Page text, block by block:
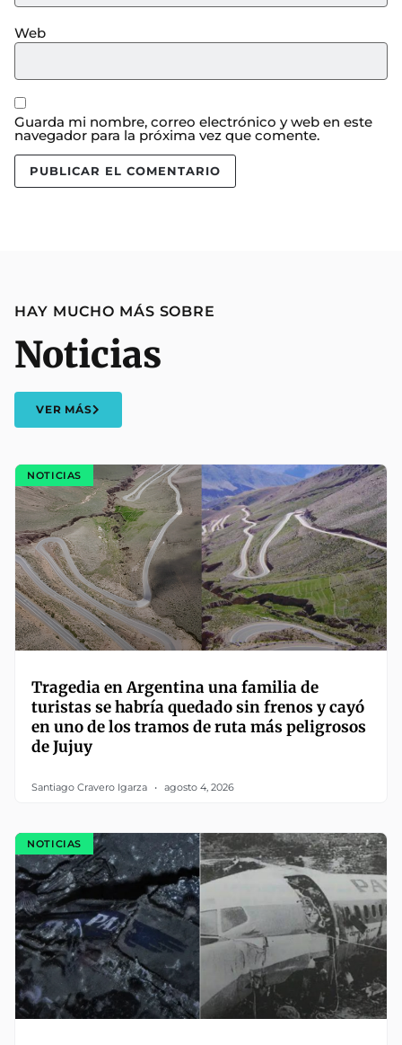
Web
Guarda mi nombre, correo electrónico y web en este
navegador para la próxima vez que comente.
HAY MUCHO MÁS SOBRE
Noticias
VER MÁS
NOTICIAS
Tragedia en Argentina una familia de
turistas se habría quedado sin frenos y cayó
en uno de los tramos de ruta más peligrosos
de Jujuy
Santiago Cravero Igarza agosto 4, 2026
NOTICIAS